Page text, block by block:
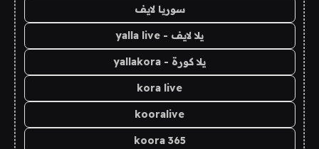
سوريا لايف
يلا لايف - yalla live
يلا كورة - yallakora
kora live
kooralive
koora 365